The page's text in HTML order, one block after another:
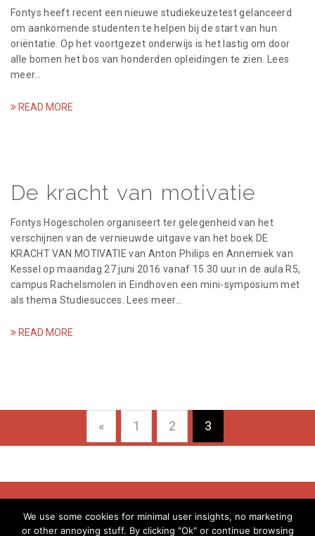
Fontys heeft recent een nieuwe studiekeuzetest gelanceerd
om aankomende studenten te helpen bij de start van hun
oriëntatie. Op het voortgezet onderwijs is het lastig om door
alle bomen het bos van honderden opleidingen te zien. Lees
meer…
READ MORE
De kracht van motivatie
Fontys Hogescholen organiseert ter gelegenheid van het
verschijnen van de vernieuwde uitgave van het boek DE
KRACHT VAN MOTIVATIE van Anton Philips en Annemiek van
Kessel op maandag 27 juni 2016 vanaf 15.30 uur in de aula R5,
campus Rachelsmolen in Eindhoven een mini-symposium met
als thema Studiesucces. Lees meer…
READ MORE
« 1 2 3
© Evelyne Meens - 2018
We use some cookies for minimal user insights, no marketing
or other annoying stuff. By clicking "Ok" or continue browsing